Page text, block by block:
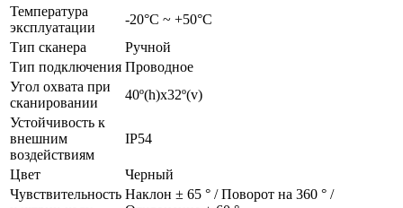
Температура
эксплуатации
-20°С ~ +50°С
Тип сканера
Ручной
Тип подключения Проводное
Угол охвата при
сканировании
40º(h)x32º(v)
Устойчивость к
внешним
воздействиям
IP54
Цвет
Черный
Чувствительность Наклон ± 65 ° / Поворот на 360 ° /